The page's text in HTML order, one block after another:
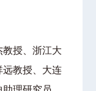
授、浙江大
远教授、大连